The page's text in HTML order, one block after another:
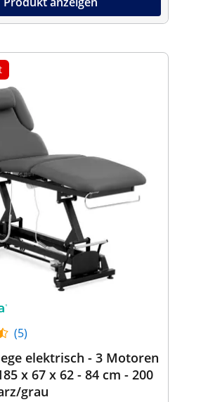
(5)
elektrisch - 3 Motoren
x 67 x 62 - 84 cm - 200
grau